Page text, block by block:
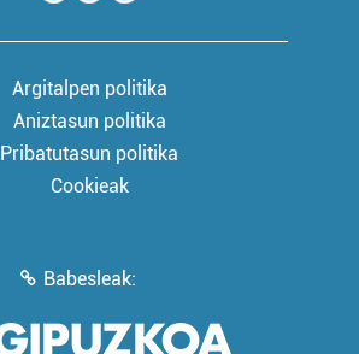
Argitalpen politika
Aniztasun politika
Pribatutasun politika
Cookieak
Babesleak: